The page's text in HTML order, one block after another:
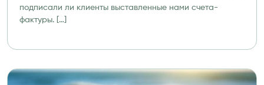
подписали ли клиенты выставленные нами счета-
фактуры. […]